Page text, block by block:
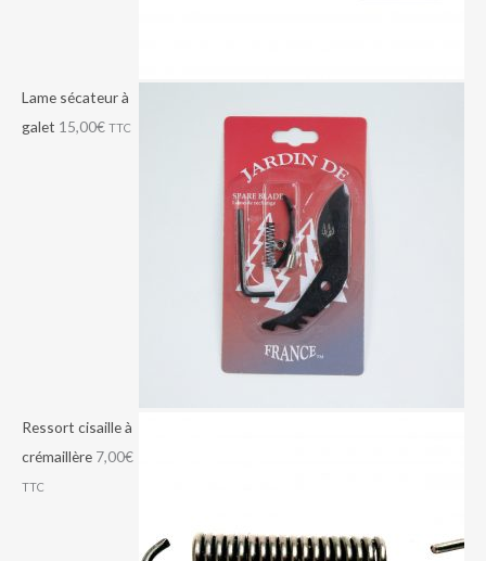
Lame sécateur à
galet 15,00€ TTC
Ressort cisaille à
crémaillère 7,00€
TTC